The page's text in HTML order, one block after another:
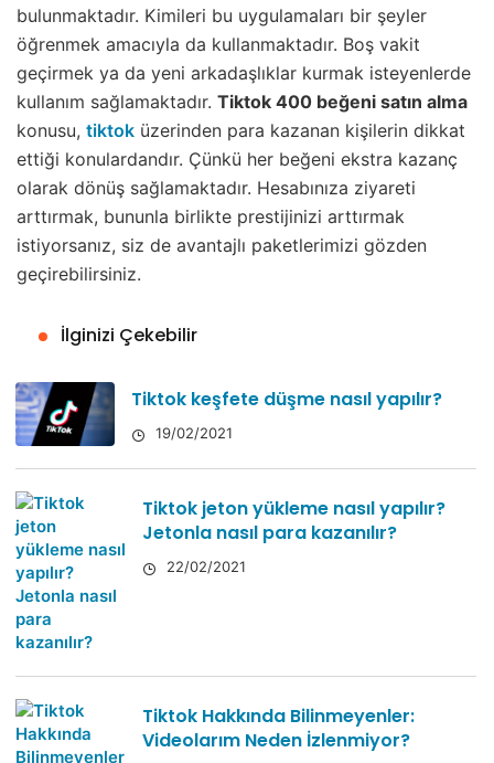
bulunmaktadır. Kimileri bu uygulamaları bir şeyler
öğrenmek amacıyla da kullanmaktadır. Boş vakit
geçirmek ya da yeni arkadaşlıklar kurmak isteyenlerde
kullanım sağlamaktadır. Tiktok 400 beğeni satın alma
konusu, tiktok üzerinden para kazanan kişilerin dikkat
ettiği konulardandır. Çünkü her beğeni ekstra kazanç
olarak dönüş sağlamaktadır. Hesabınıza ziyareti
arttırmak, bununla birlikte prestijinizi arttırmak
istiyorsanız, siz de avantajlı paketlerimizi gözden
geçirebilirsiniz.
İlginizi Çekebilir
Tiktok keşfete düşme nasıl yapılır?
19/02/2021
Tiktok jeton yükleme nasıl yapılır?
Jetonla nasıl para kazanılır?
22/02/2021
Tiktok Hakkında Bilinmeyenler:
Videolarım Neden İzlenmiyor?